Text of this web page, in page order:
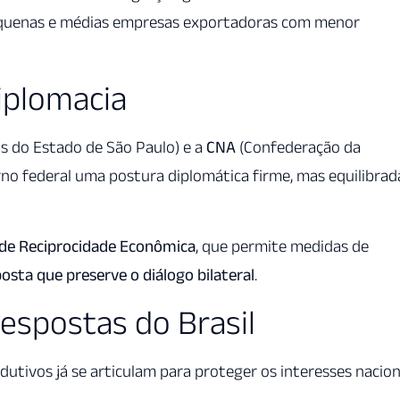
e médias empresas exportadoras com menor
do Estado de São Paulo) e a CNA (Confederação da
federal uma postura diplomática firme, mas
Reciprocidade Econômica, que permite medidas de
que preserve o diálogo bilateral.
do Brasil
já se articulam para proteger os interesses